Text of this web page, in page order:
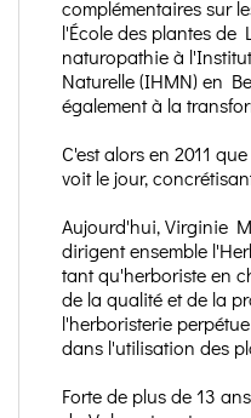
complémentaires sur
l'École des plantes de
naturopathie à
Naturelle (IHMN) en
également à la
C'est alors en 2011
voit le jour,
Aujourd'hui, Virginie
dirigent ensemble
tant qu'herboriste en
de la qualité et de la
l'herboristerie
dans l'utilisation des
Forte de plus de 13